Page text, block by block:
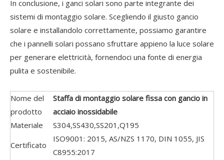
In conclusione, i ganci solari sono parte integrante dei
sistemi di montaggio solare. Scegliendo il giusto gancio
solare e installandolo correttamente, possiamo garantire
che i pannelli solari possano sfruttare appieno la luce solare
per generare elettricità, fornendoci una fonte di energia
pulita e sostenibile.
Nome del
prodotto
Staffa di montaggio solare fissa con gancio in
acciaio inossidabile
Materiale
S304,SS430,SS201,Q195
Certificato
ISO9001: 2015, AS/NZS 1170, DIN 1055, JIS
C8955:2017